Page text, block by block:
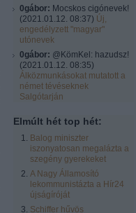
0gábor: Mocskos cigónevek!
(2021.01.12. 08:37) Új,
engedélyzett "magyar"
utónevek
0gábor: @KömKel: hazudsz!
(2021.01.12. 08:35)
Álközmunkásokat mutatott a
német tévéseknek
Salgótarján
Elmúlt hét top hét:
Balog miniszter
iszonyatosan megalázta a
szegény gyerekeket
A Nagy Államosító
lekommunistázta a Hír24
újságíróját
Schiffer hűvös